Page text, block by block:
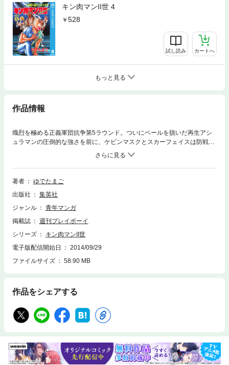
キン肉マンII世 4
528
試し読み カートへ
もっと見る
作品情報
熾烈を極める正義軍団抗争第5ラウンド。ついにベールを脱いだ再生アシ
ュラマンの圧倒的な強さを前に、ケビンマスクとスカーフェイスは防戦一
方。なんとか究極技を放ったスカーだったが、逆に究極技をくらってしま
う。そして今、満身創痍のスカーに非情の魔の手が―!?
著者
ゆでたまご
出版社
集英社
ジャンル
青年マンガ
掲載誌
週刊プレイボーイ
シリーズ
キン肉マンII世
電子版配信開始日
2014/09/29
ファイルサイズ
58.90 MB
作品をシェアする